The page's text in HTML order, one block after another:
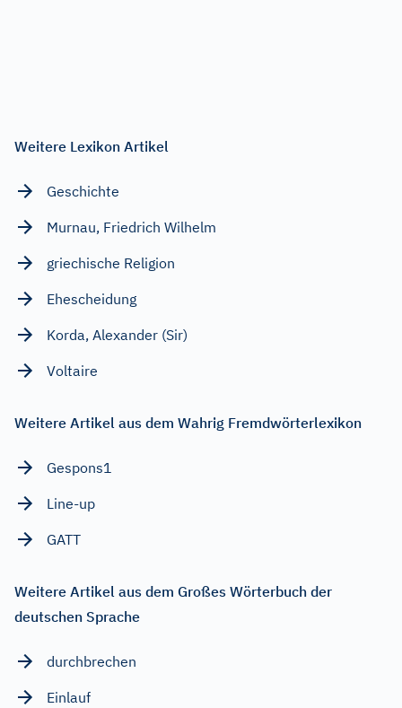
Weitere Lexikon Artikel
Geschichte
Murnau, Friedrich Wilhelm
griechische Religion
Ehescheidung
Korda, Alexander (Sir)
Voltaire
Weitere Artikel aus dem Wahrig Fremdwörterlexikon
Gespons1
Line-up
GATT
Weitere Artikel aus dem Großes Wörterbuch der
deutschen Sprache
durchbrechen
Einlauf